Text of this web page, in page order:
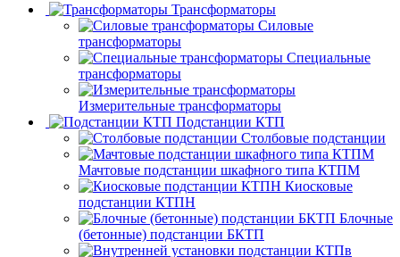
Трансформаторы
Силовые
трансформаторы
Специальные
трансформаторы
Измерительные трансформаторы
Подстанции КТП
Столбовые подстанции
Мачтовые подстанции шкафного типа КТПМ
Киосковые
подстанции КТПН
Блочные
(бетонные) подстанции БКТП